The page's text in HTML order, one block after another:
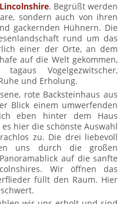
Lincolnshire. Begrüßt werden
sondern auch von ihren
gackernden Hühnern. Die
rund um das
einer der Orte, an dem
auf die Welt gekommen,
Vogelgezwitscher,
und Erholung.
rote Backsteinhaus aus
Blick einem umwerfenden
eben hinter dem Haus
hier die schönste Auswahl
zu. Die drei liebevoll
uns durch die großen
auf die sanfte
Wir öffnen das
füllt den Raum. Hier